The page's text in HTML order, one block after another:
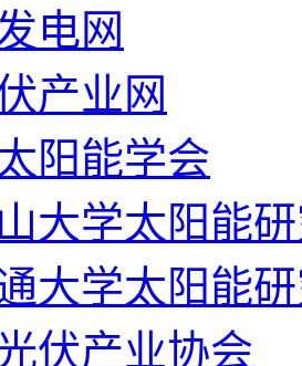
电网
产业网
阳能学会
大学太阳能
大学太阳能
伏产业协会